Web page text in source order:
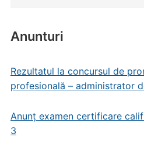
Anunturi
Rezultatul la concursul de
profesională – administrator
Anunț examen certificare
3